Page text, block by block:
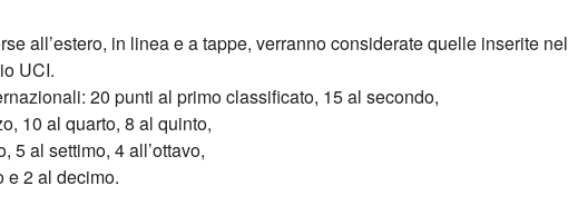
all’estero, in linea e a tappe, verranno considerate quelle inserite nel
UCI.
20 punti al primo classificato, 15 al secondo,
10 al quarto, 8 al quinto,
5 al settimo, 4 all’ottavo,
e 2 al decimo.